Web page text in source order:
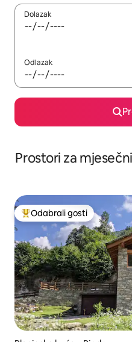
Dolazak
Odlazak
Prostori za
Među najviše rangiranima
Odabrali gosti